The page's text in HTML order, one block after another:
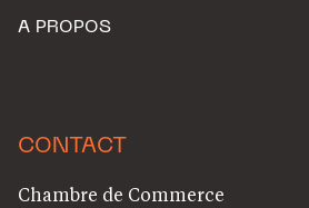
A PROPOS
CONTACT
Chambre de Commerce